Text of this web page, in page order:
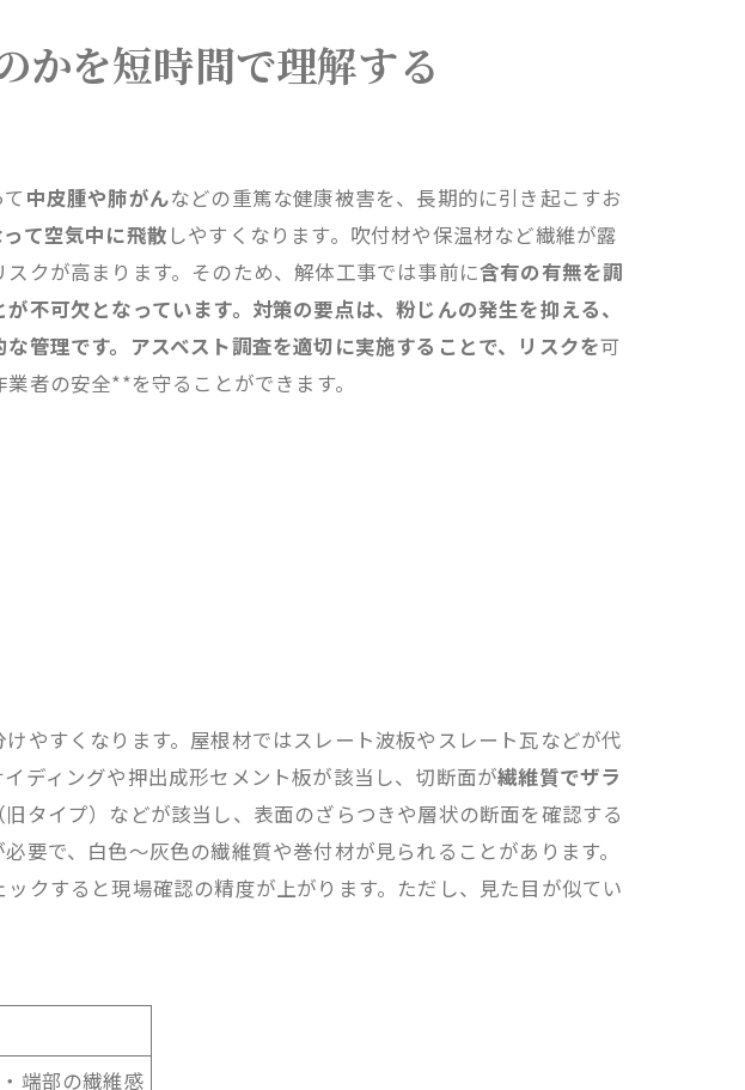
ールの立て方
イントまとめ
かを短時間で理解する
中皮腫や肺がんなどの重篤な健康被害を、長期的に引き起こすお
て空気中に飛散 しやすくなります。吹付材や保温材など繊維が露
クが高まります。そのため、解体工事では事前に含有の有無を調
不可欠となっています。対策の要点は、粉じんの発生を抑える、
管理です。アスベスト調査を適切に実施することで、リスクを可
者の安全**を守ることができます。
やすくなります。屋根材ではスレート波板やスレート瓦などが代
ディングや押出成形セメント板が該当し、切断面が繊維質でザラ
タイプ）などが該当し、表面のざらつきや層状の断面を確認する
必要で、白色～灰色の繊維質や巻付材が見られることがあります。
ックすると現場確認の精度が上がります。ただし、見た目が似てい
端部の繊維感